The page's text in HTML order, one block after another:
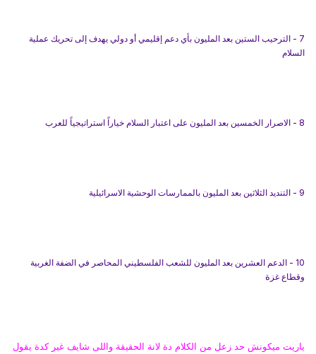
7 - الترحيب الستين بعد المليون بأي دعم إقليمي أو دولي يهدف إلى تحريك عملية
السلام
8 - الاصرار الخمسين بعد المليون على اعتبار السلام خياراً استراتيجياً للعرب
9 - التنديد الثلاثين بعد المليون بالممارسات الوحشية الاسرائيلية
10 - الدعم العشرين بعد المليون للشعب الفلسطيني المحاصر في الضفة الغربية
وقطاع غزة
ياريت ميكونش حد زعل من الكلام دة لانة الحقيقة واللى شايف غير كدة يقول